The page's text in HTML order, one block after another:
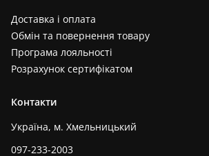
Доставка і оплата
Обмін та повернення товару
Програма лояльності
Розрахунок сертифікатом
Контакти
Україна, м. Хмельницький
097-233-2003